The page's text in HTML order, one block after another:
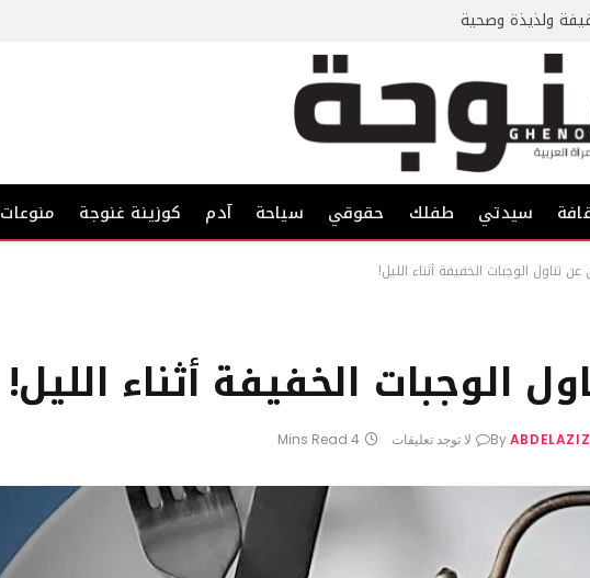
ولذيذة وصحية
سيدتي طفلك حقوقي سياحة آدم كوزينة غنوجة منوعات
تناول الوجبات الخفيفة أثناء الليل!
الوجبات الخفيفة أثناء الليل!
By لا توجد تعليقات 4 Mins Read